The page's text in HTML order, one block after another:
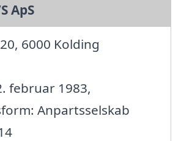
ApS
6000 Kolding
februar 1983,
Anpartsselskab